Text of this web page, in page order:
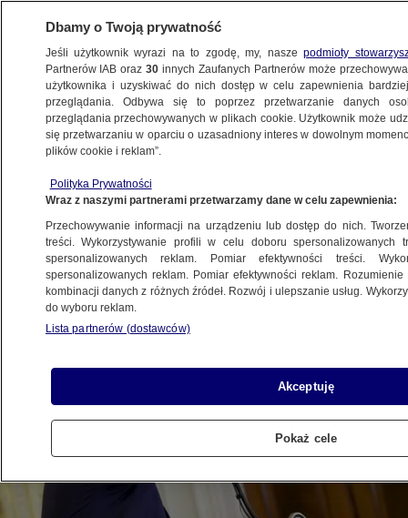
ŚWIAT
programu telewizyjnego i "wyrzucenia
z pracy" dziennikarzy
7.02.2025, 15:08
Udostępnij
Dbamy o Twoją prywatność
Jeśli użytkownik wyrazi na to zgodę, my, naszepodmioty
Partnerów IAB oraz30 innych Zaufanych Partnerów może
użytkownika i uzyskiwać do nich dostęp w celu zapewnienia
przeglądania. Odbywa się to poprzez przetwarzanie danych
przeglądania przechowywanych w plikach cookie. Użytkownik może
się przetwarzaniu w oparciu o uzasadniony interes w dowolnym
plików cookie i reklam”.
Polityka Prywatności
Wraz z naszymi partnerami przetwarzamy dane w celu zapewnienia:
Przechowywanie informacji na urządzeniu lub dostęp do nich.
treści. Wykorzystywanie profili w celu doboru spersonalizowanych
spersonalizowanych reklam. Pomiar efektywności treści.
spersonalizowanych reklam. Pomiar efektywności reklam.
kombinacji danych z różnych źródeł. Rozwój i ulepszanie usług.
do wyboru reklam.
Lista partnerów (dostawców)
Akceptuję
Pokaż cele